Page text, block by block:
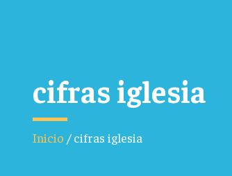
cifras iglesia
Inicio /cifras iglesia